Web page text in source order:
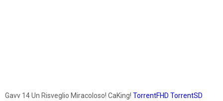
Gavv 14 Un Risveglio Miracoloso! CaKing! TorrentFHD TorrentSD